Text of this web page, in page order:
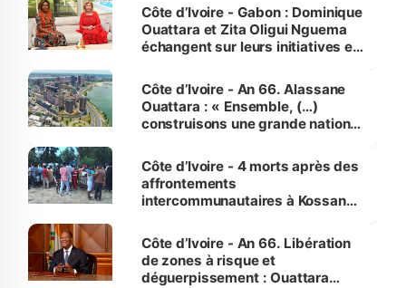
Côte d’Ivoire - Gabon : Dominique
Ouattara et Zita Oligui Nguema
échangent sur leurs initiatives en
enfants
Côte d’Ivoire - An 66. Alassane
Ouattara : « Ensemble, (…)
construisons une grande nation
générations futures »
Côte d’Ivoire - 4 morts après des
affrontements
intercommunautaires à Kossandji
milieu des sinistrés
Côte d’Ivoire - An 66. Libération
de zones à risque et
déguerpissement : Ouattara